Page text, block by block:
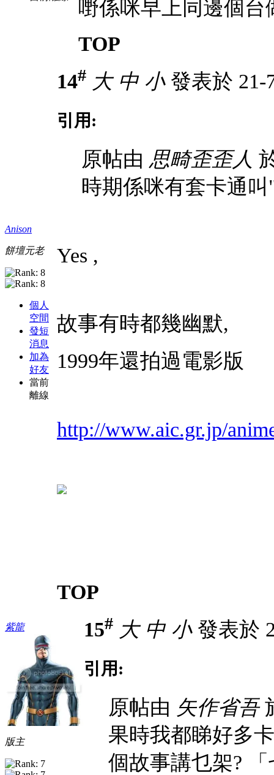
嘢係咪早上同邊個台
TOP
Anison
餅壇元老
個人
空間
發短
消息
加為
好友
當前
離線
14# 大 中 小發表於 21-
引用:
原帖由 思畸歪歪人
時期係咪有套卡通
Yes ,
故事有時都幾幽默,
1999年還拍過電影版
http://www.aic.gr.jp/
TOP
紫龍
版主
15# 大 中 小發表於
引用:
原帖由 矢作省吾
果時我都睇好多
個故事講乜架?